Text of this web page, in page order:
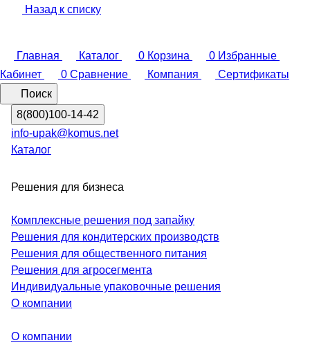
Назад к списку
Главная Каталог 0 Корзина 0 Избранные
Кабинет
0 Сравнение Компания
Сертификаты
Поиск
8(800)100-14-42
info-upak@komus.net
Каталог
Решения для бизнеса
Комплексные решения под запайку
Решения для кондитерских производств
Решения для общественного питания
Решения для агросегмента
Индивидуальные упаковочные решения
О компании
О компании